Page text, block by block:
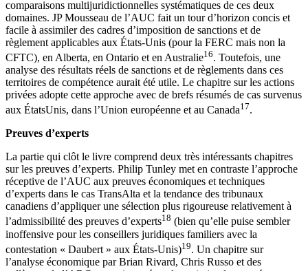
comparaisons multijuridictionnelles systématiques de ces deux
domaines. JP Mousseau de l’AUC fait un tour d’horizon concis et
facile à assimiler des cadres d’imposition de sanctions et de
règlement applicables aux États-Unis (pour la FERC mais non la
CFTC), en Alberta, en Ontario et en Australie16. Toutefois, une
analyse des résultats réels de sanctions et de règlements dans ces
territoires de compétence aurait été utile. Le chapitre sur les actions
privées adopte cette approche avec de brefs résumés de cas survenus
aux ÉtatsUnis, dans l’Union européenne et au Canada17.
Preuves d’experts
La partie qui clôt le livre comprend deux très intéressants chapitres
sur les preuves d’experts. Philip Tunley met en contraste l’approche
réceptive de l’AUC aux preuves économiques et techniques
d’experts dans le cas TransAlta et la tendance des tribunaux
canadiens d’appliquer une sélection plus rigoureuse relativement à
l’admissibilité des preuves d’experts18 (bien qu’elle puise sembler
inoffensive pour les conseillers juridiques familiers avec la
contestation « Daubert » aux États-Unis)19. Un chapitre sur
l’analyse économique par Brian Rivard, Chris Russo et des